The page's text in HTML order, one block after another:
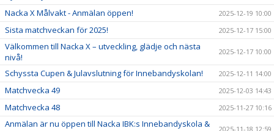
Nacka X Målvakt - Anmälan öppen! 2025-12-19 10:00
Sista matchveckan för 2025! 2025-12-17 15:00
Välkommen till Nacka X – utveckling, glädje och nästa
nivå!
2025-12-17 10:00
Schyssta Cupen & Julavslutning för Innebandyskolan! 2025-12-11 14:00
Matchvecka 49 2025-12-03 14:43
Matchvecka 48 2025-11-27 10:16
Anmälan är nu öppen till Nacka IBK:s Innebandyskola &
2025-11-18 12:59